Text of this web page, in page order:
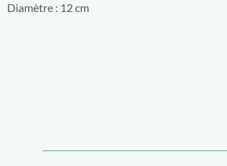
Diamètre : 12 cm